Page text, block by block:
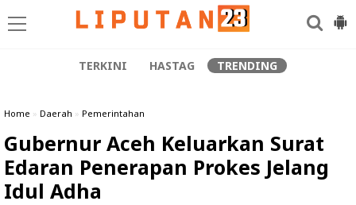
TERKINI HASTAG TRENDING
Home » Daerah » Pemerintahan
Gubernur Aceh Keluarkan Surat
Edaran Penerapan Prokes Jelang
Idul Adha